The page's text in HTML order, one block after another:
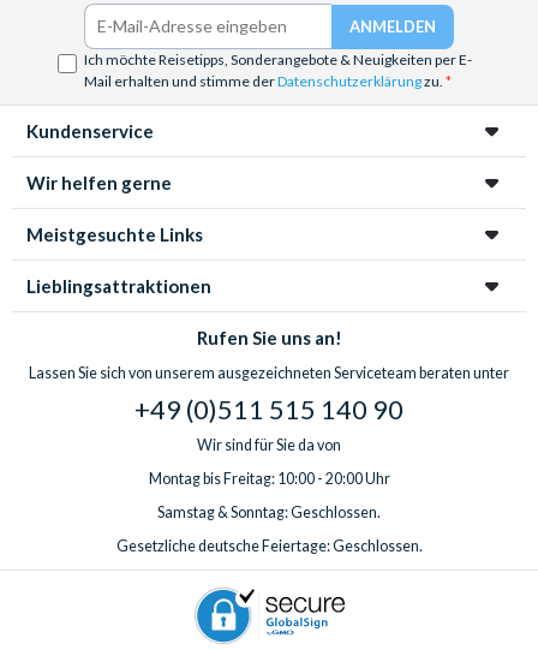
Ich möchte Reisetipps, Sonderangebote & Neuigkeiten per E-
Mail erhalten und stimme derDatenschutzerklärungzu.
Kundenservice
Wir helfen gerne
Meistgesuchte Links
Lieblingsattraktionen
Rufen Sie uns an!
Lassen Sie sich von unserem ausgezeichneten Serviceteam beraten unter
+49 (0)511 515 140 90
Wir sind für Sie da von
Montag bis Freitag: 10:00 - 20:00 Uhr
Samstag & Sonntag: Geschlossen.
Gesetzliche deutsche Feiertage: Geschlossen.